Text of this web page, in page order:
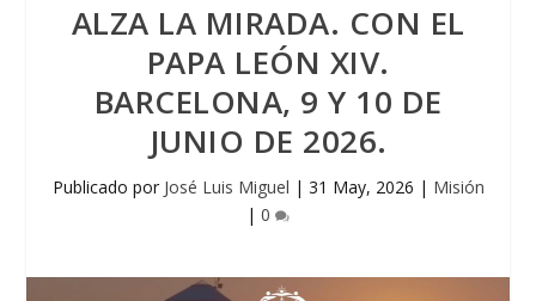
ALZA LA MIRADA. CON EL
PAPA LEÓN XIV.
BARCELONA, 9 Y 10 DE
JUNIO DE 2026.
Publicado por José Luis Miguel | 31 May, 2026 | Misión
| 0